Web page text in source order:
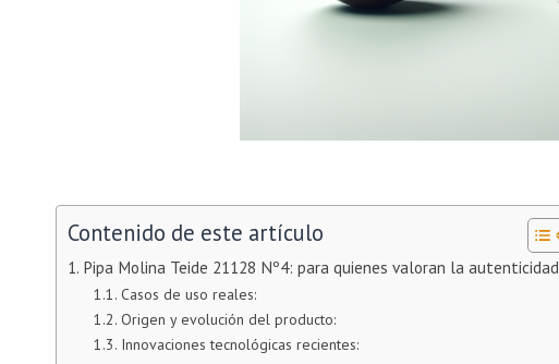
Contenido de este artículo
Pipa Molina Teide 21128 Nº4: para quienes valoran la autenticidad
Casos de uso reales:
Origen y evolución del producto:
Innovaciones tecnológicas recientes: